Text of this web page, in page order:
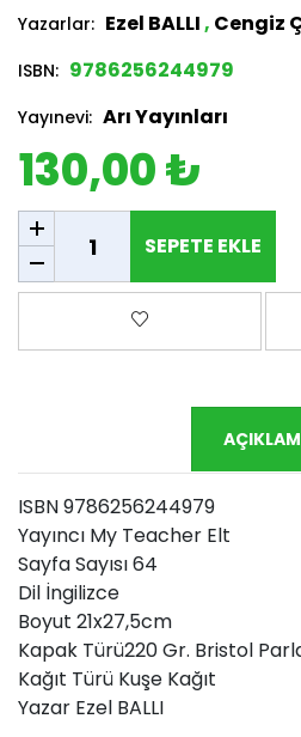
Yazarlar: Ezel BALLI, Cengiz
ISBN: 9786256244979
Yayınevi: Arı Yayınları
130,00 ₺
SEPETE EKLE
SEPETE EKLE
Favorilere ekle
ISBN 9786256244979
Yayıncı My Teacher Elt
Sayfa Sayısı 64
Dil İngilizce
Boyut 21x27,5cm
Kapak Türü220 Gr. Bristol
Kağıt Türü Kuşe Kağıt
Yazar Ezel BALLI